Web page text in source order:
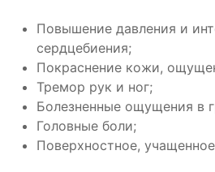
Повышение давления и
сердцебиения;
Покраснение кожи,
Тремор рук и ног;
Болезненные ощущения в
Головные боли;
Поверхностное,